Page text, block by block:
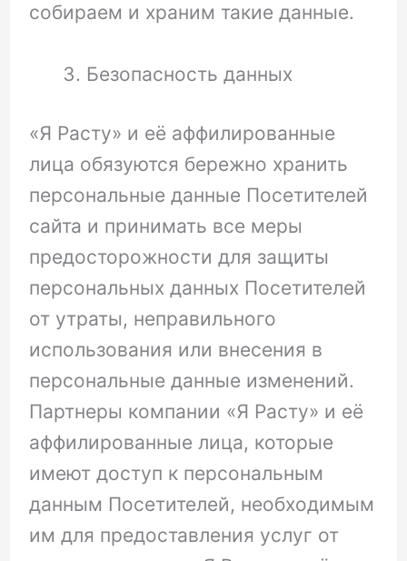
собираем и храним такие данные.
Безопасность данных
«Я Расту» и её аффилированные
лица обязуются бережно хранить
персональные данные Посетителей
сайта и принимать все меры
предосторожности для защиты
персональных данных Посетителей
от утраты, неправильного
использования или внесения в
персональные данные изменений.
Партнеры компании «Я Расту» и её
аффилированные лица, которые
имеют доступ к персональным
данным Посетителей, необходимым
им для предоставления услуг от